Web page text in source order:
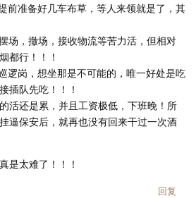
前准备好几车布草，等人来领就是了，其
场，撤场，接收物流等苦力活，但相对
都行！！！
逻岗，想坐那是不可能的，唯一好处是吃
插队先吃！！！
活还是累，并且工资极低，下班晚！所
逼保安后，就再也没有回来干过一次酒
是太难了！！！
回复